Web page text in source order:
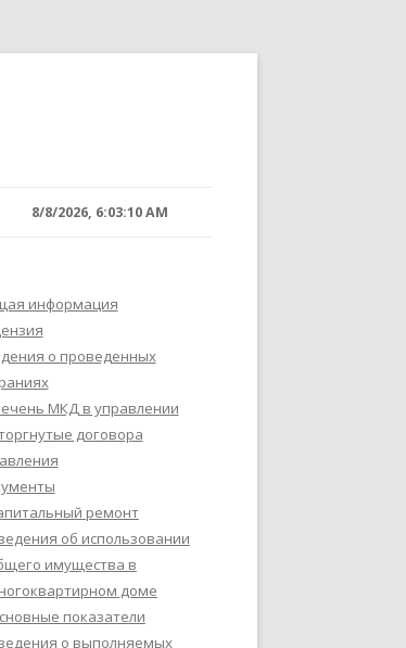
8/8/2026, 6:03:10 AM
информация
о проведенных
МКД в управлении
договора
ремонт
об использовании
имущества в
доме
показатели
о выполняемых